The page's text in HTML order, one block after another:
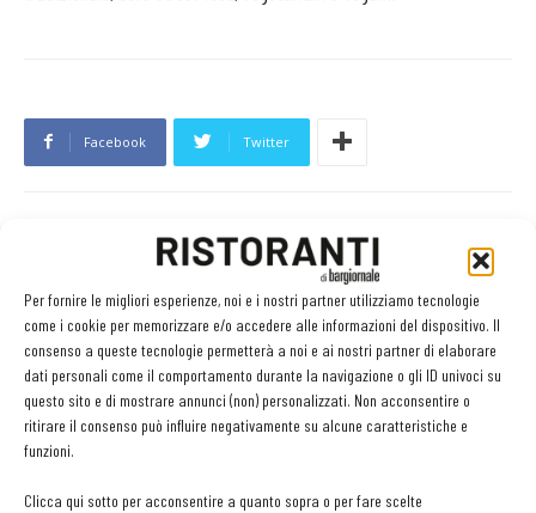
Per fornire le migliori esperienze, noi e i nostri partner utilizziamo tecnologie
come i cookie per memorizzare e/o accedere alle informazioni del dispositivo. Il
consenso a queste tecnologie permetterà a noi e ai nostri partner di elaborare
dati personali come il comportamento durante la navigazione o gli ID univoci su
questo sito e di mostrare annunci (non) personalizzati. Non acconsentire o
ritirare il consenso può influire negativamente su alcune caratteristiche e
funzioni.
Clicca qui sotto per acconsentire a quanto sopra o per fare scelte
Facebook Twitter
LEGGI ANCHE
Ampliare l’attività del ristorante al catering? Sì, ma la
scelta giusta è puntare sul premium
Aperti per ferie. Buoni indirizzi da Nord a Sud per
vacanza)